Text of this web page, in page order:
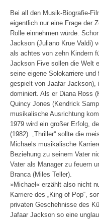
Bei all den Musik-Biografie-
eigentlich nur eine Frage der
Rolle einnehmen würde.
Jackson (Juliano Krue Valdi)
als achtes von zehn Kindern
Jackson Five sollen die Welt
seine eigene Solokarriere
gespielt von Jaafar Jackson),
dominiert. Als er Diana Ross
Quincy Jones (Kendrick
musikalische Ausrichtung
1979 wird ein großer Erfolg,
(1982). „Thriller“ sollte die
Michaels musikalische
Beziehung zu seinem Vater
Vater als Manager zu feuern
Branca (Miles Teller).
»Michael« erzählt also nicht
Karriere des „King of Pop“,
privaten Geschehnisse des
Jafaar Jackson so eine